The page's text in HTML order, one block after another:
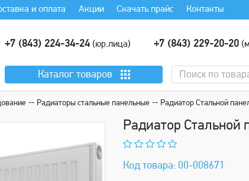
и оплата Акции Скачать прайс Контакты
+7 (843) 224-34-24 (юр.лица) +7 (843) 229-20-20
Каталог товаров
Радиаторы стальные панельные Pадиатор Стальной
Pадиатор Стальной
Код товара: 00-008671